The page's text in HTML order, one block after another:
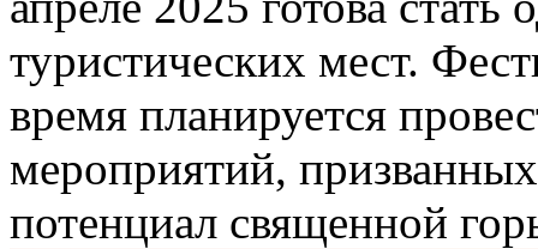
туристических мест.
время планируется
мероприятий,
потенциал священной